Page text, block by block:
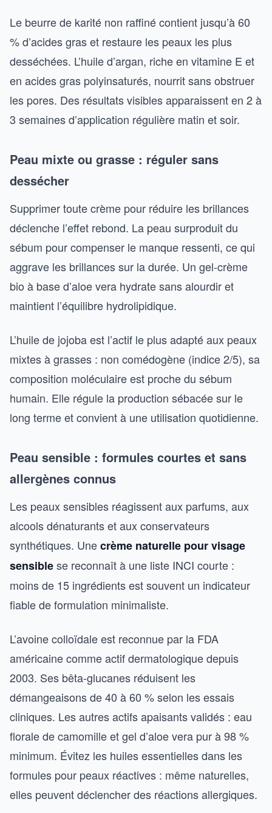
Le beurre de karité non raffiné contient jusqu’à 60
% d’acides gras et restaure les peaux les plus
desséchées. L’huile d’argan, riche en vitamine E et
en acides gras polyinsaturés, nourrit sans obstruer
les pores. Des résultats visibles apparaissent en 2 à
3 semaines d’application régulière matin et soir.
Peau mixte ou grasse : réguler sans
dessécher
Supprimer toute crème pour réduire les brillances
déclenche l’effet rebond. La peau surproduit du
sébum pour compenser le manque ressenti, ce qui
aggrave les brillances sur la durée. Un gel-crème
bio à base d’aloe vera hydrate sans alourdir et
maintient l’équilibre hydrolipidique.
L’huile de jojoba est l’actif le plus adapté aux peaux
mixtes à grasses : non comédogène (indice 2/5), sa
composition moléculaire est proche du sébum
humain. Elle régule la production sébacée sur le
long terme et convient à une utilisation quotidienne.
Peau sensible : formules courtes et sans
allergènes connus
Les peaux sensibles réagissent aux parfums, aux
alcools dénaturants et aux conservateurs
synthétiques. Unecrème naturelle pour visage
sensiblese reconnaît à une liste INCI courte :
moins de 15 ingrédients est souvent un indicateur
fiable de formulation minimaliste.
L’avoine colloïdale est reconnue par la FDA
américaine comme actif dermatologique depuis
2003. Ses bêta-glucanes réduisent les
démangeaisons de 40 à 60 % selon les essais
cliniques. Les autres actifs apaisants validés : eau
florale de camomille et gel d’aloe vera pur à 98 %
minimum. Évitez les huiles essentielles dans les
formules pour peaux réactives : même naturelles,
elles peuvent déclencher des réactions allergiques.